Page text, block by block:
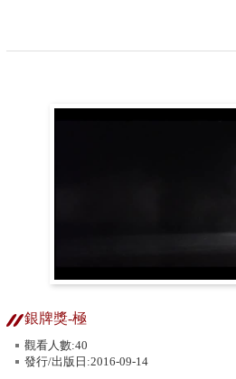
銀牌獎-極
觀看人數:40
發行/出版日:2016-09-14